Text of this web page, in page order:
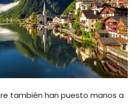
también han puesto manos a